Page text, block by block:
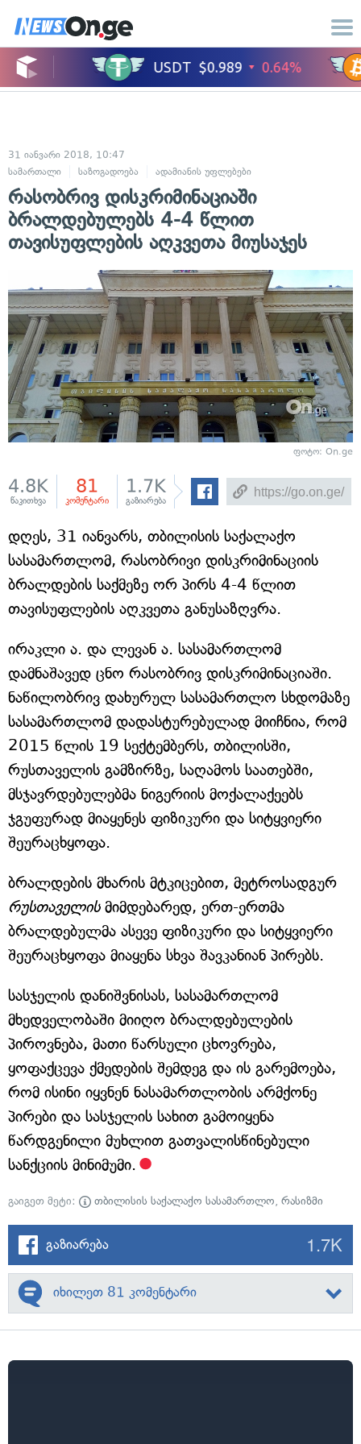
31 იანვარი 2018, 10:47
სამართალი
საზოგადოება ადამიანის უფლებები
რასობრივ დისკრიმინაციაში
ბრალდებულებს 4-4 წლით
თავისუფლების აღკვეთა მიუსაჯეს
ფოტო: On.ge
4.8K
წაკითხვა
81
კომენტარი
1.7K
გაზიარება
დღეს, 31 იანვარს, თბილისის საქალაქო
სასამართლომ, რასობრივი დისკრიმინაციის
ბრალდების საქმეზე ორ პირს 4-4 წლით
თავისუფლების აღკვეთა განუსაზღვრა.
ირაკლი ა. და ლევან ა. სასამართლომ
დამნაშავედ ცნო რასობრივ დისკრიმინაციაში.
ნაწილობრივ დახურულ სასამართლო სხდომაზე
სასამართლომ დადასტურებულად მიიჩნია, რომ
2015 წლის 19 სექტემბერს, თბილისში,
რუსთაველის გამზირზე, საღამოს საათებში,
მსჯავრდებულებმა ნიგერიის მოქალაქეებს
ჯგუფურად მიაყენეს ფიზიკური და სიტყვიერი
შეურაცხყოფა.
ბრალდების მხარის მტკიცებით, მეტროსადგურ
რუსთაველისმიმდებარედ, ერთ-ერთმა
ბრალდებულმა ასევე ფიზიკური და სიტყვიერი
შეურაცხყოფა მიაყენა სხვა შავკანიან პირებს.
სასჯელის დანიშვნისას, სასამართლომ
მხედველობაში მიიღო ბრალდებულების
პიროვნება, მათი წარსული ცხოვრება,
ყოფაქცევა ქმედების შემდეგ და ის გარემოება,
რომ ისინი იყვნენ ნასამართლობის არმქონე
პირები და სასჯელის სახით გამოიყენა
წარდგენილი მუხლით გათვალისწინებული
სანქციის მინიმუმი.
გაიგეთ მეტი: თბილისის საქალაქო სასამართლო, რასიზმი
გაზიარება 1.7K
იხილეთ 81 კომენტარი